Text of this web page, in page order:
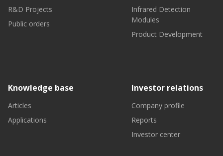
R&D Projects
Public orders
Infrared Detection
Modules
Product Development
Knowledge base
Articles
Applications
Investor relations
Company profile
Reports
Investor center